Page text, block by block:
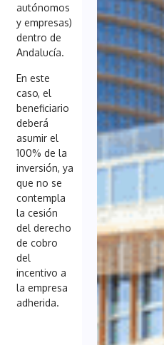
autónomos
y empresas)
dentro de
Andalucía.
En este
caso, el
beneficiario
deberá
asumir el
100% de la
inversión, ya
que no se
contempla
la cesión
del derecho
de cobro
del
incentivo a
la empresa
adherida.